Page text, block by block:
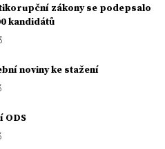
zákony se podepsalo
kandidátů
noviny ke stažení
ODS